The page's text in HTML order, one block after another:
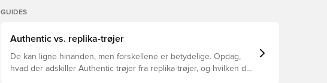
GUIDES
Authentic vs. replika-trøjer
De kan ligne hinanden, men forskellene er betydelige. Opdag,
hvad der adskiller Authentic trøjer fra replika-trøjer, og hvilken der